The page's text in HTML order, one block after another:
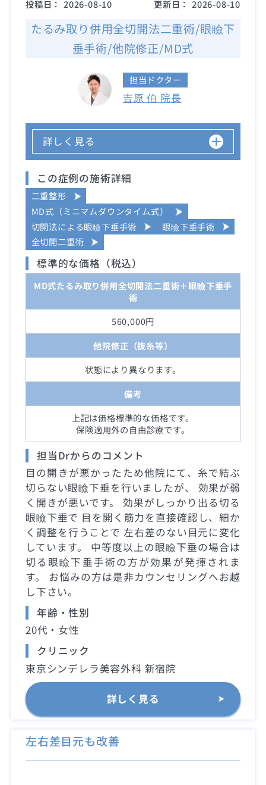
投稿日： 2026-08-10 更新日： 2026-08-10
たるみ取り併用全切開法二重術/眼瞼下
垂手術/他院修正/MD式
担当ドクター
吉原 伯 院長
詳しく見る
この症例の施術詳細
二重整形
MD式（ミニマムダウンタイム式）
切開法による眼瞼下垂手術
眼瞼下垂手術
全切開二重術
標準的な価格（税込）
MD式たるみ取り併用全切開法二重術＋眼瞼下垂手
術
560,000円
他院修正（抜糸等）
状態により異なります。
備考
上記は価格標準的な価格です。
保険適用外の自由診療です。
担当Drからのコメント
目の開きが悪かったため他院にて、糸で結ぶ
切らない眼瞼下垂を行いましたが、 効果が弱
く開きが悪いです。 効果がしっかり出る切る
眼瞼下垂で 目を開く筋力を直接確認し、細か
く調整を行うことで 左右差のない目元に変化
しています。 中等度以上の眼瞼下垂の場合は
切る眼瞼下垂手術の方が効果が発揮されま
す。 お悩みの方は是非カウンセリングへお越
し下さい。
年齢・性別
20代・女性
クリニック
東京シンデレラ美容外科 新宿院
詳しく見る
左右差目元も改善